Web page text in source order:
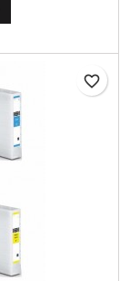
favorite_border